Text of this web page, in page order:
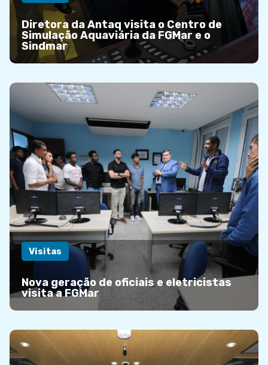
Diretora da Antaq visita o Centro de
Simulação Aquaviária da FGMar e o
Sindmar
Visitas
Nova geração de oficiais e eletricistas
visita a FGMar